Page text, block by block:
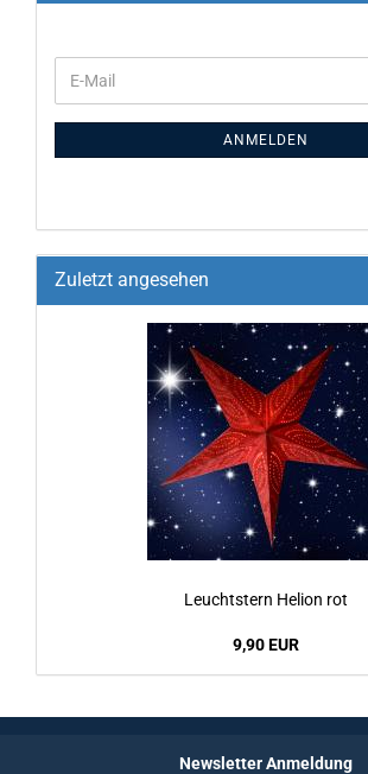
ANMELDEN
Zuletzt angesehen
Leucht­stern He­li­on rot
9,90 EUR
Newsletter Anmeldung